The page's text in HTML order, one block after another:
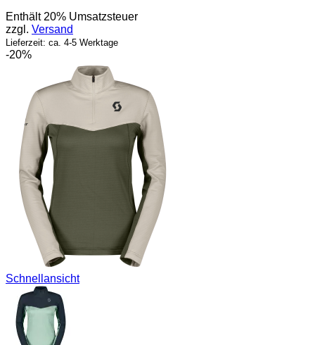
Enthält 20% Umsatzsteuer
zzgl. Versand
Lieferzeit: ca. 4-5 Werktage
-20%
Schnellansicht